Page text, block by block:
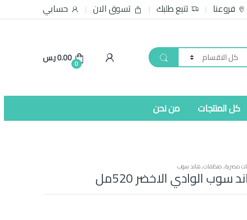
فروعنا تتبع طلبك تسوق الان حسابي
0
0.00ر.س
كل المنتجات من نحن
مصرية,منظفات,هاند سوب
سوب الوادي الاخضر 520مل